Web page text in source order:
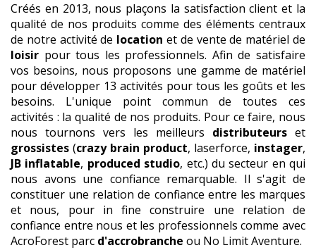
Créés en 2013, nous plaçons la satisfaction client et la
qualité de nos produits comme des éléments centraux
de notre activité de location et de vente de matériel de
loisir pour tous les professionnels. Afin de satisfaire
vos besoins, nous proposons une gamme de matériel
pour développer 13 activités pour tous les goûts et les
besoins. L'unique point commun de toutes ces
activités : la qualité de nos produits. Pour ce faire, nous
nous tournons vers les meilleurs distributeurs et
grossistes (crazy brain product, laserforce, instager,
JB inflatable, produced studio, etc.) du secteur en qui
nous avons une confiance remarquable. Il s'agit de
constituer une relation de confiance entre les marques
et nous, pour in fine construire une relation de
confiance entre nous et les professionnels comme avec
AcroForest parc d'accrobranche ou No Limit Aventure.